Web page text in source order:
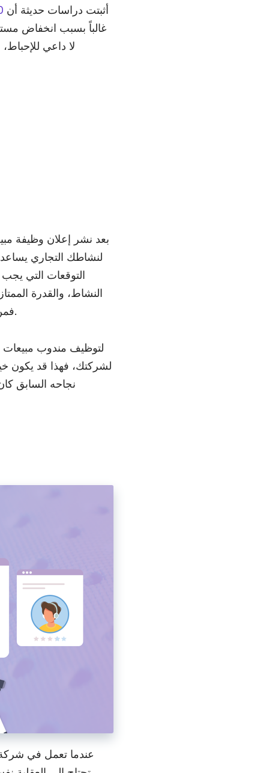
أثبتت دراسات حديثة أن
غالباً بسبب انخفاض
لا داعي
بعد نشر إعلان وظيفة
لنشاطك التجاري
التوقعات التي
النشاط، والقدرة
في شركة مشابهة.
لتوظيف مندوب مبيعات
لشركتك، فهذا قد يكون
نجاحه السابق
عندما تعمل في شركة